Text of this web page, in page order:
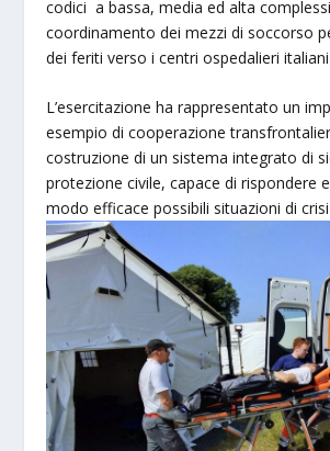
codici a bassa, media ed alta
coordinamento dei mezzi di soccorso
dei feriti verso i centri ospedalieri
L’esercitazione ha rappresentato un
esempio di cooperazione
costruzione di un sistema integrato di
protezione civile, capace di rispondere
modo efficace possibili situazioni di